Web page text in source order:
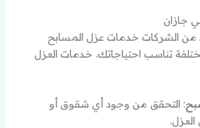
جازان
من الشركات خدمات عزل المسابح
تناسب احتياجاتك. خدمات العزل
: التحقق من وجود أي شقوق أو